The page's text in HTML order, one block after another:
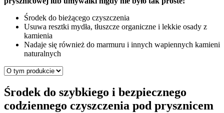
Środek do bieżącego czyszczenia
Usuwa resztki mydła, tłuszcze organiczne i lekkie osady z
kamienia
Nadaje się również do marmuru i innych wapiennych kamieni
naturalnych
Środek do szybkiego i bezpiecznego
codziennego czyszczenia pod prysznicem